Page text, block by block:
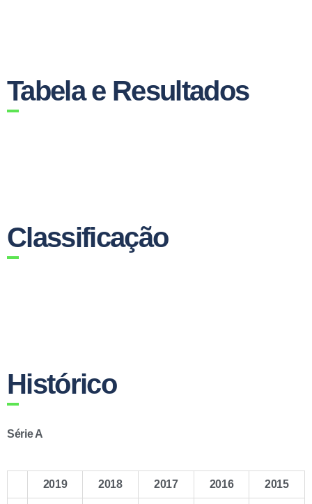
Tabela e Resultados
Classificação
Histórico
Série A
2019 2018 2017 2016 2015